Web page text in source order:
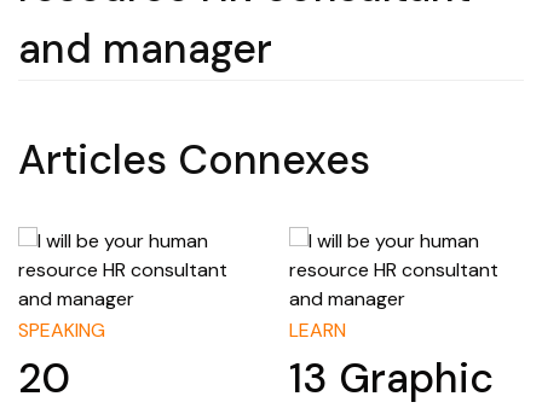
and manager
Articles Connexes
LEARN
13 Graphic
LEARN
How to